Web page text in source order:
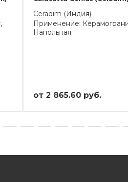
Ceradim (Индия)
Применение:
Напольная
от 2 865.60 руб.